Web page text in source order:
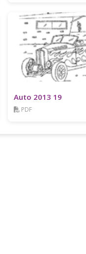
Auto 2013 19
PDF